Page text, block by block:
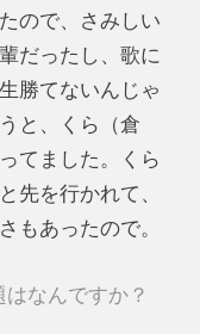
ので、さみしい
だったし、歌に
勝てないんじゃ
と、くら（倉
てました。くら
先を行かれて、
もあったので。
なんですか？